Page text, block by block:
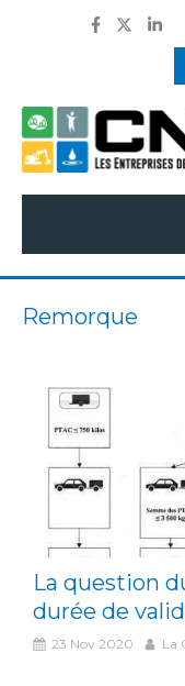
Remorque
La question
durée de
23 Nov 2020 La